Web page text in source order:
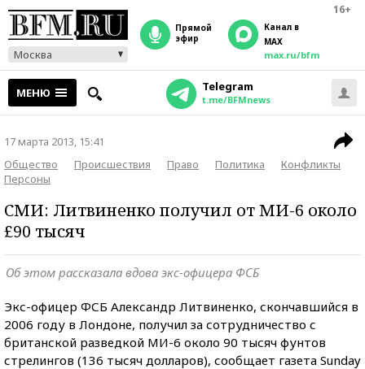
16+
Москва
прямой
эфир
Канал в
MAX
max.ru/bfm
МЕНЮ Telegram
t.me/BFMnews
17 марта 2013, 15:41
Общество
Происшествия Право Политика
Конфликты
Персоны
СМИ: Литвиненко получил от МИ-6 около
£90 тысяч
Об этом рассказала вдова экс-офицера ФСБ
Экс-офицер ФСБ Александр Литвиненко, скончавшийся в
2006 году в Лондоне, получил за сотрудничество с
британской разведкой МИ-6 около 90 тысяч фунтов
стрелингов (136 тысяч долларов), сообщает газета Sunday